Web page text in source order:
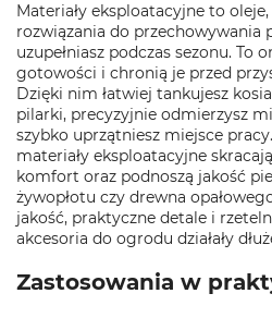
Materiały eksploatacyjne to
rozwiązania do przechowywania
uzupełniasz podczas sezonu. To
gotowości i chronią je przed
Dzięki nim łatwiej tankujesz
pilarki, precyzyjnie odmierzysz
szybko uprzątniesz miejsce
materiały eksploatacyjne
komfort oraz podnoszą jakość
żywopłotu czy drewna
jakość, praktyczne detale i
akcesoria do ogrodu działały
Zastosowania w